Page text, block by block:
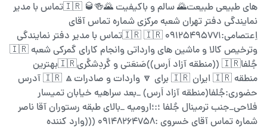
های طبیعی طبیعت🌄 سالم و باکیفیت 🌄🍻🥃 🇮🇷تماس با مدیر
نمایندگی دفتر تهران شعبه مرکزی شماره تماس آقای
اِعتصامی:09125495771 🇮🇷 🇮🇷تماس با مدیر دفتر نمایندگی
وترخیص کالا و ماشین های وارداتی وانجام کارای گمرکی شعبه 🇮🇷
جُلفا🇮🇷 ((منطقه آزاد اَرس))صَنعَتی و گَردِشگَری🇮🇷بهترین
منطقه 🇮🇷 ایران 🇮🇷 برای 🔽 واردات و صادرات🔼 🇮🇷 آدرس
حضوری:جُلفا(منطقه آزاد اَرس) _بعد سراهیه خیابان تمیسار
فلاحی_جنب ترمینال جُلفا ؛:؛ارومیه _بالای طبقه رستوران آقا ناصر
شماره تماس آقای خسروی :09148264758 (((وارد کننده